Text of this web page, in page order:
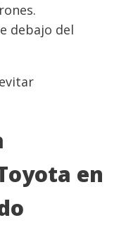
debajo del
en